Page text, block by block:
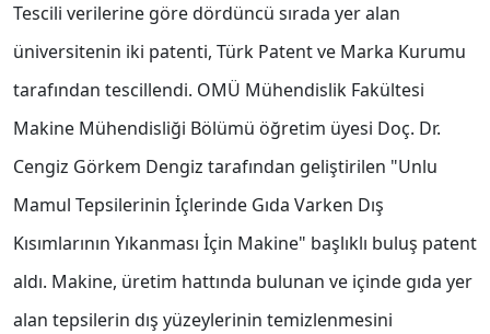
Tescili verilerine göre dördüncü sırada yer alan
üniversitenin iki patenti, Türk Patent ve Marka Kurumu
tarafından tescillendi. OMÜ Mühendislik Fakültesi
Makine Mühendisliği Bölümü öğretim üyesi Doç. Dr.
Cengiz Görkem Dengiz tarafından geliştirilen "Unlu
Mamul Tepsilerinin İçlerinde Gıda Varken Dış
Kısımlarının Yıkanması İçin Makine" başlıklı buluş patent
aldı. Makine, üretim hattında bulunan ve içinde gıda yer
alan tepsilerin dış yüzeylerinin temizlenmesini